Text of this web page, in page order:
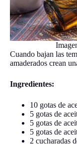
Cuando bajan las
amaderados crean
Ingredientes:
10 gotas de
5 gotas de
5 gotas de
5 gotas de
2 cucharadas